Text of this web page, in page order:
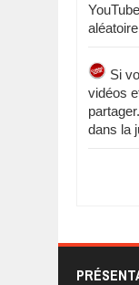
YouTube
Si
vidéos
dans la